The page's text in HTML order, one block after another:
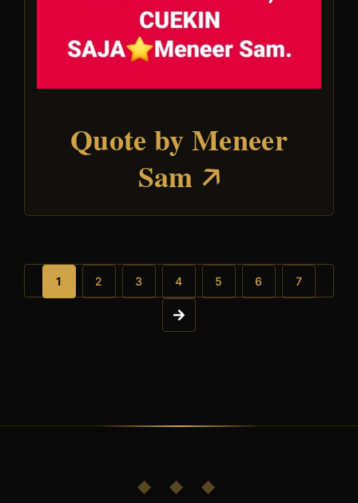
Quote by Meneer
Sam
1 2 3 4 5 6 7
◆ ◆ ◆